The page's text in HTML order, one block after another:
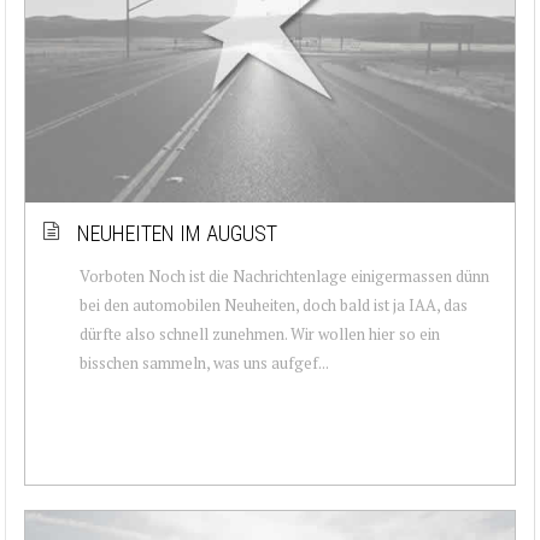
NEUHEITEN IM AUGUST
Vorboten Noch ist die Nachrichtenlage einigermassen dünn
bei den automobilen Neuheiten, doch bald ist ja IAA, das
dürfte also schnell zunehmen. Wir wollen hier so ein
bisschen sammeln, was uns aufgef...